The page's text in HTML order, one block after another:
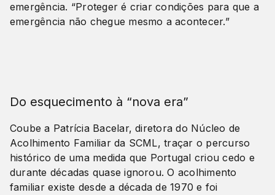
emergência. “Proteger é criar condições para que a
emergência não chegue mesmo a acontecer.”
Do esquecimento à “nova era”
Coube a Patrícia Bacelar, diretora do Núcleo de
Acolhimento Familiar da SCML, traçar o percurso
histórico de uma medida que Portugal criou cedo e
durante décadas quase ignorou. O acolhimento
familiar existe desde a década de 1970 e foi